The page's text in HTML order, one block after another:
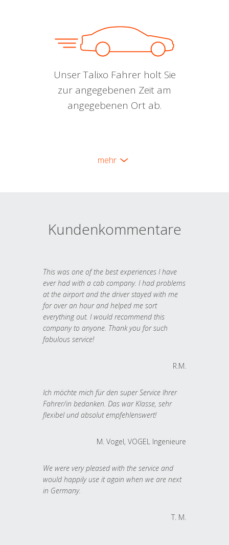
Unser Talixo Fahrer holt Sie
zur angegebenen Zeit am
angegebenen Ort ab.
mehr
Kundenkommentare
This was one of the best experiences I have
ever had with a cab company. I had problems
at the airport and the driver stayed with me
for over an hour and helped me sort
everything out. I would recommend this
company to anyone. Thank you for such
fabulous service!
R.M.
Ich möchte mich für den super Service Ihrer
Fahrer/in bedanken. Das war Klasse, sehr
flexibel und absolut empfehlenswert!
M. Vogel, VOGEL Ingenieure
We were very pleased with the service and
would happily use it again when we are next
in Germany.
T. M.